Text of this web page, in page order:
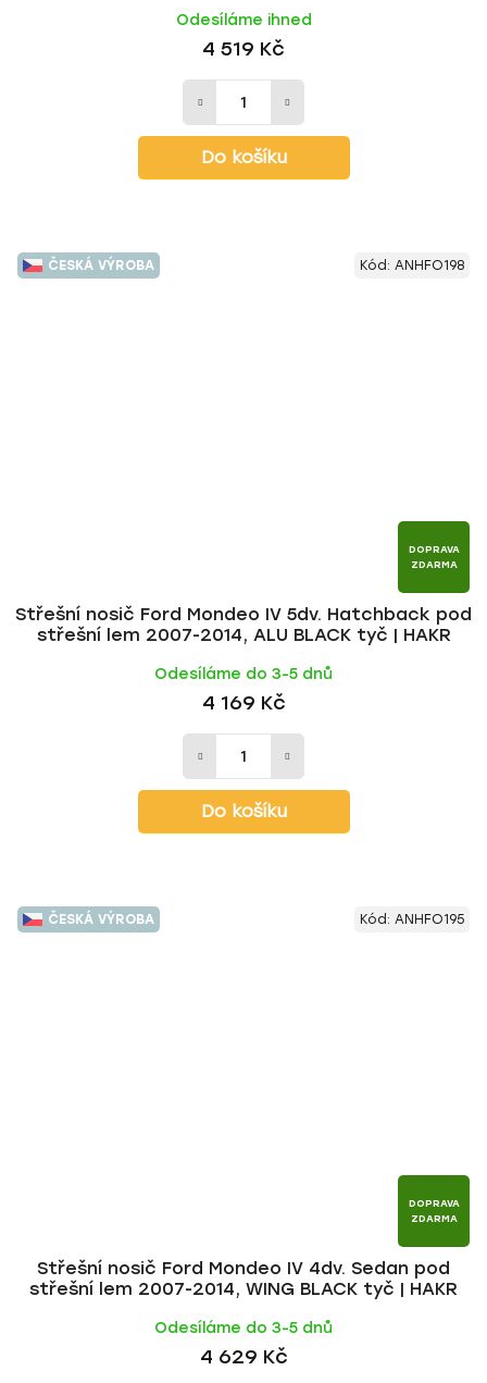
Odesíláme ihned
4 519 Kč
Do košíku
ČESKÁ VÝROBA
DOPRAVA
ZDARMA
Střešní nosič Ford Mondeo IV 5dv. Hatchback pod
střešní lem 2007-2014, ALU BLACK tyč | HAKR
Odesíláme do 3-5 dnů
4 169 Kč
Do košíku
Kód: ANHFO198
ČESKÁ VÝROBA
DOPRAVA
ZDARMA
Střešní nosič Ford Mondeo IV 4dv. Sedan pod
střešní lem 2007-2014, WING BLACK tyč | HAKR
Odesíláme do 3-5 dnů
4 629 Kč
Kód: ANHFO195